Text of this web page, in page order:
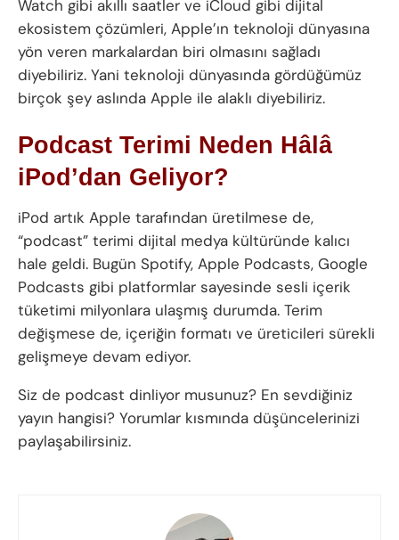
Watch gibi akıllı saatler ve iCloud gibi dijital
ekosistem çözümleri, Apple’ın teknoloji dünyasına
yön veren markalardan biri olmasını sağladı
diyebiliriz. Yani teknoloji dünyasında gördüğümüz
birçok şey aslında Apple ile alaklı diyebiliriz.
Podcast Terimi Neden Hâlâ
iPod’dan Geliyor?
iPod artık Apple tarafından üretilmese de,
“podcast” terimi dijital medya kültüründe kalıcı
hale geldi. Bugün Spotify, Apple Podcasts, Google
Podcasts gibi platformlar sayesinde sesli içerik
tüketimi milyonlara ulaşmış durumda. Terim
değişmese de, içeriğin formatı ve üreticileri sürekli
gelişmeye devam ediyor.
Siz de podcast dinliyor musunuz? En sevdiğiniz
yayın hangisi? Yorumlar kısmında düşüncelerinizi
paylaşabilirsiniz.